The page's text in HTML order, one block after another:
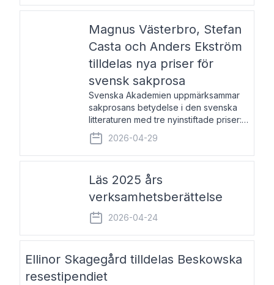
Magnus Västerbro, Stefan
Casta och Anders Ekström
tilldelas nya priser för
svensk sakprosa
Svenska Akademien uppmärksammar
sakprosans betydelse i den svenska
litteraturen med tre nyinstiftade priser:
Svenska Akademiens pris till
framstående författare av svensk
sakprosa som i år går till Magnus
2026-04-29
Läs 2025 års
verksamhetsberättelse
2026-04-24
Ellinor Skagegård tilldelas Beskowska
resestipendiet